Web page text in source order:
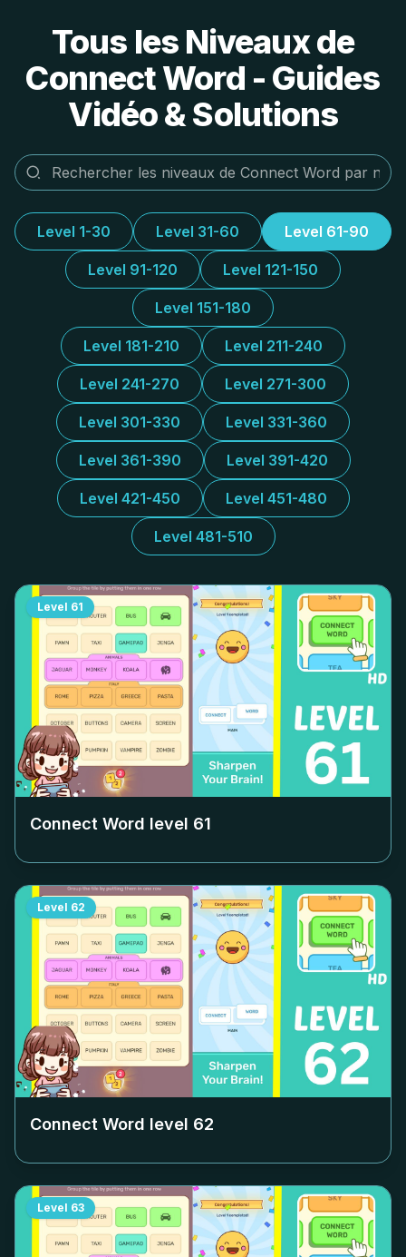
Tous les Niveaux de
Connect Word - Guides
Vidéo & Solutions
Level 1-30 Level 31-60 Level 61-90
Level 91-120 Level 121-150
Level 151-180
Level 181-210 Level 211-240
Level 241-270 Level 271-300
Level 301-330 Level 331-360
Level 361-390 Level 391-420
Level 421-450 Level 451-480
Level 481-510
Level 61
Connect Word level 61
Level 62
Connect Word level 62
Level 63